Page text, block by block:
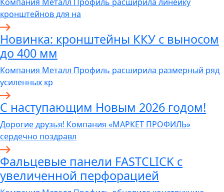
кронштейнов для на
Новинка: кронштейны ККУ с выносом
до 400 мм
Компания Металл Профиль расширила размерный ряд
усиленных кр
С наступающим Новым 2026 годом!
Дорогие друзья! Компания «МАРКЕТ ПРОФИЛЬ»
сердечно поздравл
Фальцевые панели FASTCLICK с
увеличенной перфорацией